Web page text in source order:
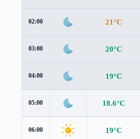
02:00 21°C
03:00 20°C
04:00 19°C
05:00 18.6°C
06:00 19°C